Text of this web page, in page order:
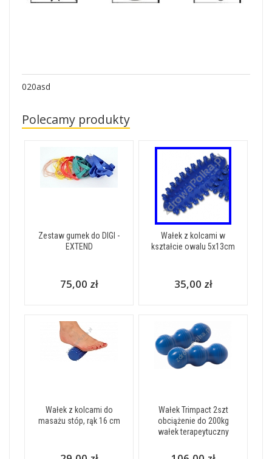
020asd
Polecamy produkty
Zestaw gumek do DIGI -
EXTEND
75,00 zł
Wałek z kolcami w
kształcie owalu 5x13cm
35,00 zł
Wałek z kolcami do
masażu stóp, rąk 16 cm
Wałek Trimpact 2szt
obciążenie do 200kg
wałek terapeytuczny